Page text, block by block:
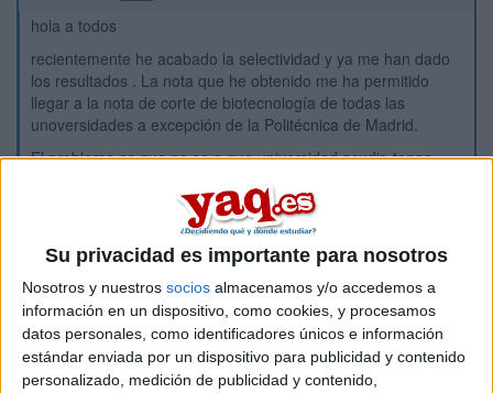
Su privacidad es importante para nosotros
Nosotros y nuestros socios almacenamos y/o accedemos a
información en un dispositivo, como cookies, y procesamos
datos personales, como identificadores únicos e información
estándar enviada por un dispositivo para publicidad y contenido
personalizado, medición de publicidad y contenido,
hola a todos
recientemente he acabado la selectividad y ya me han dado
los resultados . La nota que he obtenido me ha permitido
llegar a la nota de corte de biotecnología de todas las
unoversidades a excepción de la Politécnica de Madrid.
El problema es que no se a que universidad acudir, tengo
Granada y las de Barcelona aunque no creo que acuda allí .
Alguno sabe cual de estas universidades es mejor en la
carrera y lo orientan hacia el tema sanitario?
Muchas Gracias
Inicio